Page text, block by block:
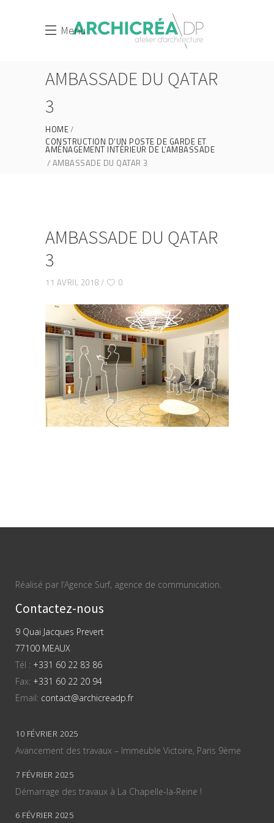
Menu
AMBASSADE DU QATAR
3
HOME
CONSTRUCTION D’UN POSTE DE GARDE ET
AMÉNAGEMENT INTÉRIEUR DE L’AMBASSADE
AMBASSADE DU QATAR 3
AMBASSADE DU QATAR
3
11 AVRIL 2018 0
Réalisé par l’Agence Surf, agence de communication.
Contactez-nous
9 Quai Jacques Prevert
77100 MEAUX
Tél : +331 60 22 83 86
Fax: +331 60 22 20 94
Email: contact@archicreadp.fr
10 FÉVRIER 2025
Avancement des travaux – Immeuble Victoire, Paris 9ème
7 FÉVRIER 2025
Démarrage des travaux à La Chapelle-la-Reine !
6 FÉVRIER 2025